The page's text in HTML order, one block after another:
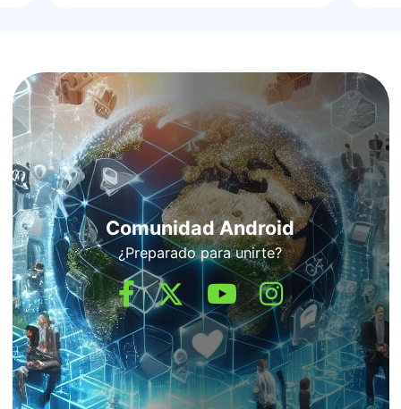
Comunidad Android
¿Preparado para unirte?